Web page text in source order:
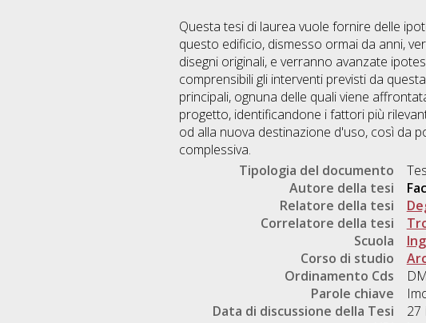
Questa tesi di laurea vuole fornire delle
questo edificio, dismesso ormai da anni,
disegni originali, e verranno avanzate
comprensibili gli interventi previsti da
principali, ognuna delle quali viene
progetto, identificandone i fattori più
od alla nuova destinazione d'uso, così da
complessiva.
Tipologia del documento
Autore della tesi
Relatore della tesi
Correlatore della tesi
Scuola
Corso di studio
Ordinamento Cds
Parole chiave
Data di discussione della Tesi
27